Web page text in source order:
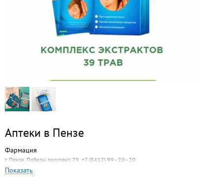
Аптеки в Пензе
Фармация
г. Пенза, Победы проспект, 79, +7 (8412) 99–20–20
Показать